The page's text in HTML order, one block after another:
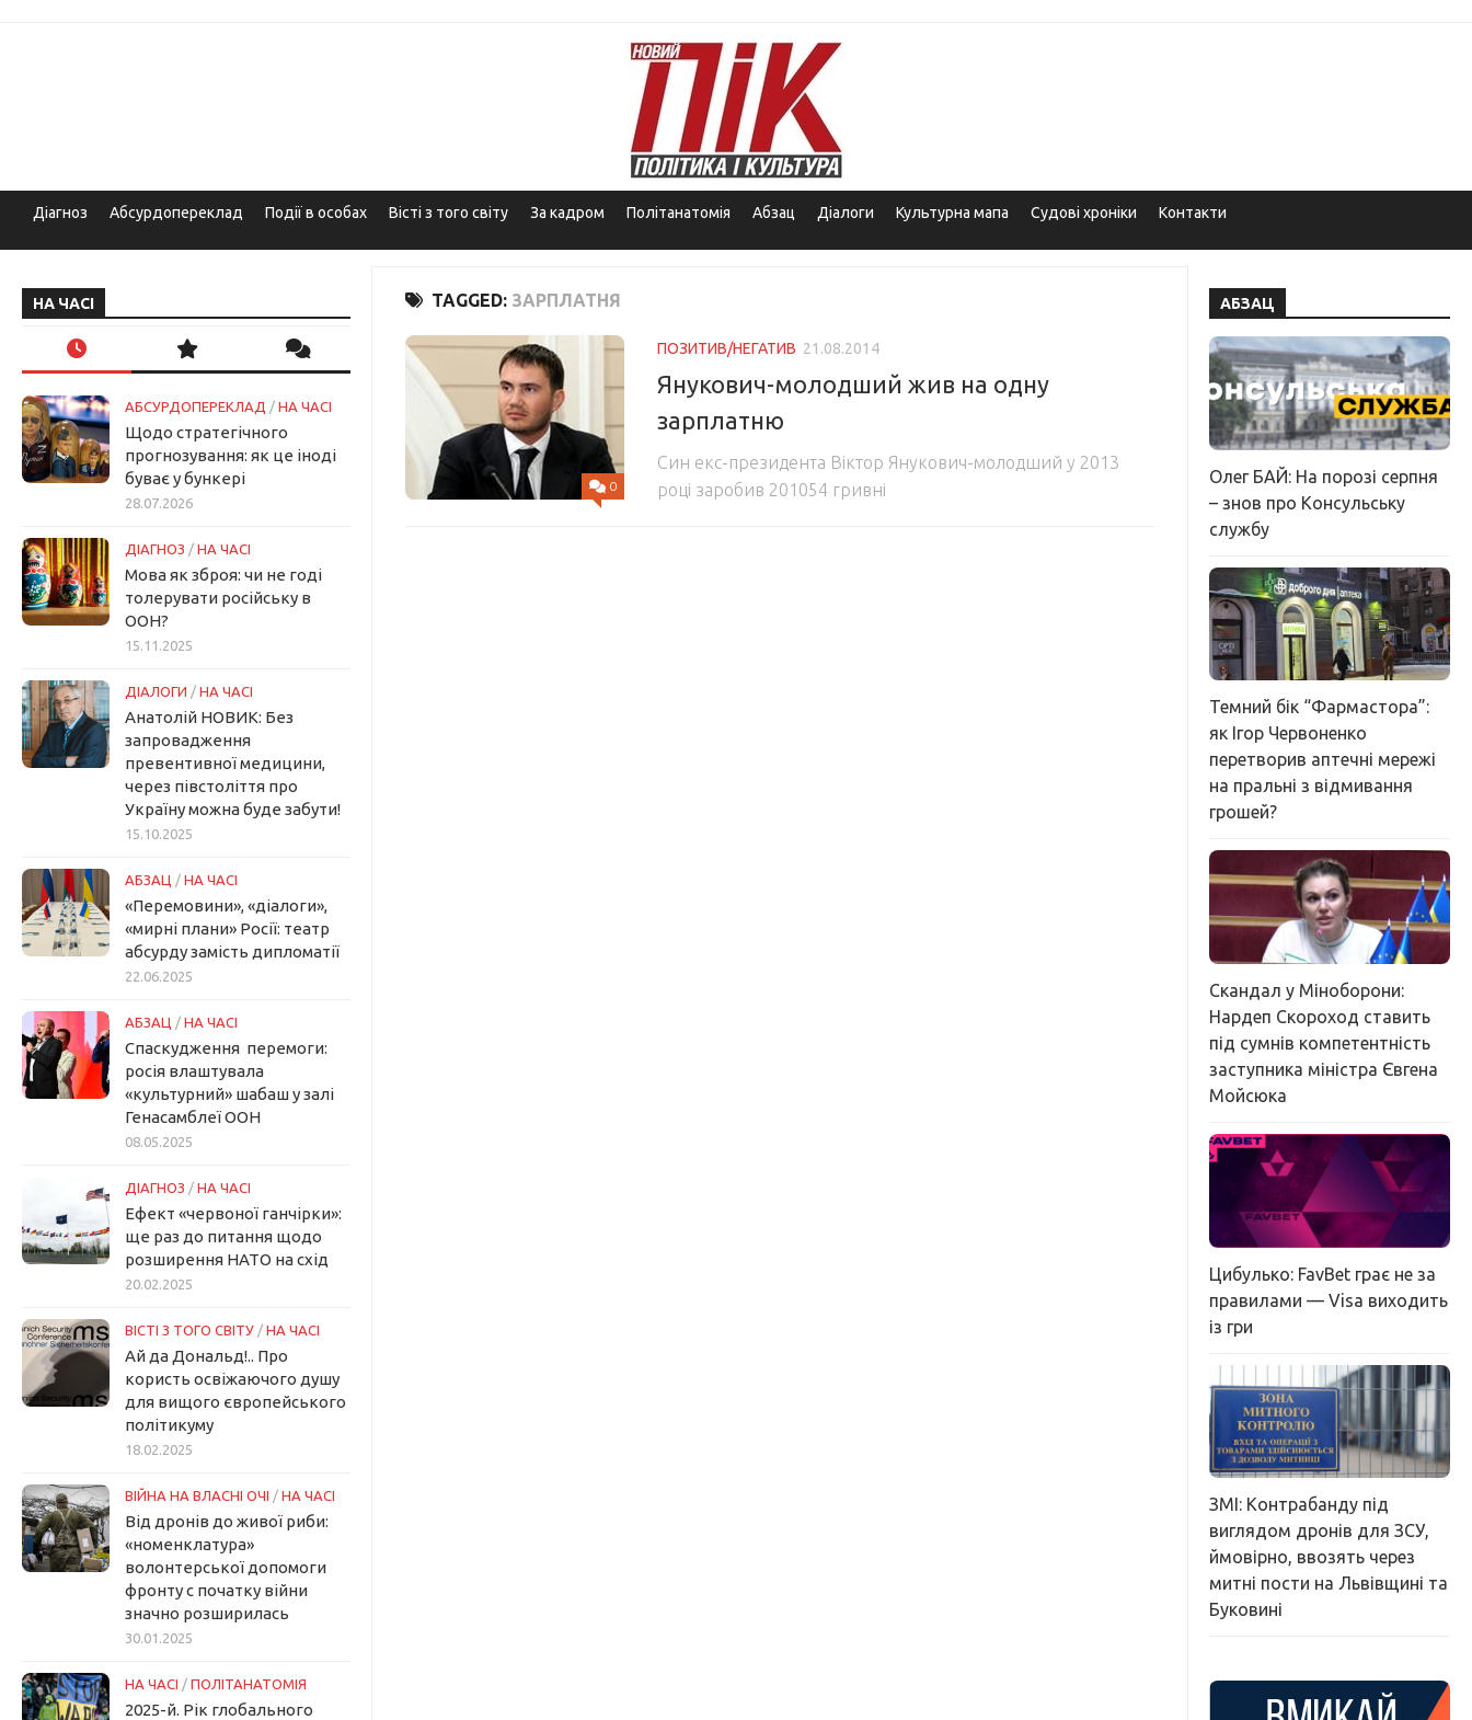
Діагноз Абсурдопереклад Події в особах Вісті з того світу За кадром Політанатомія Абзац Діалоги Культурна мапа Судові хроніки Контакти
TAGGED: ЗАРПЛАТНЯ
0
ПОЗИТИВ/НЕГАТИВ 21.08.2014
Янукович-молодший жив на одну
зарплатню
Син екс-президента Віктор Янукович-молодший у 2013
році заробив 201054 гривні
НА ЧАСІ
АБСУРДОПЕРЕКЛАД / НА ЧАСІ
Щодо стратегічного
прогнозування: як це іноді
буває у бункері
28.07.2026
ДІАГНОЗ / НА ЧАСІ
Мова як зброя: чи не годі
толерувати російську в
ООН?
15.11.2025
ДІАЛОГИ / НА ЧАСІ
Анатолій НОВИК: Без
запровадження
превентивної медицини,
через півстоліття про
Україну можна буде забути!
15.10.2025
АБЗАЦ / НА ЧАСІ
«Перемовини», «діалоги»,
«мирні плани» Росії: театр
абсурду замість дипломатії
22.06.2025
АБЗАЦ / НА ЧАСІ
Спаскудження перемоги:
росія влаштувала
«культурний» шабаш у залі
Генасамблеї ООН
08.05.2025
ДІАГНОЗ / НА ЧАСІ
Ефект «червоної ганчірки»:
ще раз до питання щодо
розширення НАТО на схід
20.02.2025
ВІСТІ З ТОГО СВІТУ / НА ЧАСІ
Ай да Дональд!.. Про
користь освіжаючого душу
для вищого європейського
політикуму
18.02.2025
ВІЙНА НА ВЛАСНІ ОЧІ / НА ЧАСІ
Від дронів до живої риби:
«номенклатура»
волонтерської допомоги
фронту с початку війни
значно розширилась
30.01.2025
НА ЧАСІ / ПОЛІТАНАТОМІЯ
2025-й. Рік глобального
АБЗАЦ
Олег БАЙ: На порозі серпня
– знов про Консульську
службу
Темний бік “Фармастора”:
як Ігор Червоненко
перетворив аптечні мережі
на пральні з відмивання
грошей?
Скандал у Міноборони:
Нардеп Скороход ставить
під сумнів компетентність
заступника міністра Євгена
Мойсюка
Цибулько: FavBet грає не за
правилами — Visa виходить
із гри
ЗМІ: Контрабанду під
виглядом дронів для ЗСУ,
ймовірно, ввозять через
митні пости на Львівщині та
Буковині